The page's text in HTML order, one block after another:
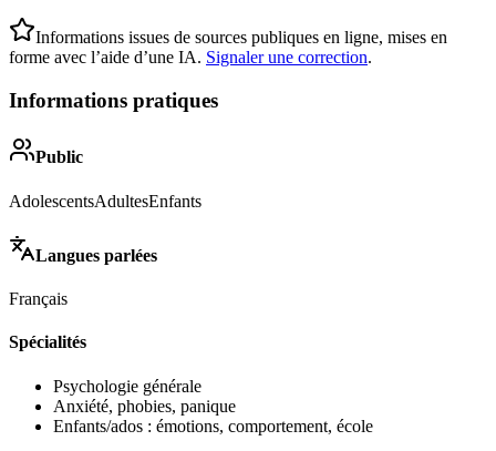
Informations issues de sources publiques en ligne, mises en
forme avec l’aide d’une IA. Signaler une correction.
Informations pratiques
Public
AdolescentsAdultesEnfants
Langues parlées
Français
Spécialités
Psychologie générale
Anxiété, phobies, panique
Enfants/ados : émotions, comportement, école